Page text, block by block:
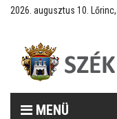
2026. augusztus 10.
MENÜ